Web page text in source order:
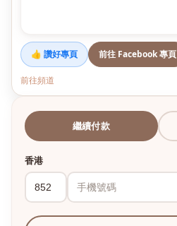
👍 讚好專頁 前往 Facebook 專頁
前往頻道
繼續付款
香港